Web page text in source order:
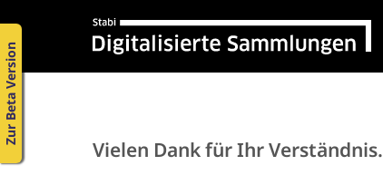
Zur Beta Version
Vielen Dank für Ihr Verständnis.